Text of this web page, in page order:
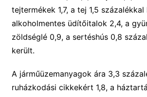
tejtermékek 1,7, a tej 1,5
alkoholmentes üdítőitalok 2,4, a
zöldséglé 0,9, a sertéshús 0,8
került.
A járműüzemanyagok ára 3,3
ruházkodási cikkekért 1,8, a